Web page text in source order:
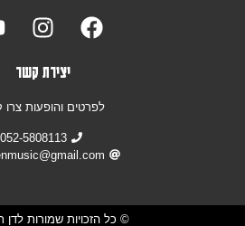
יצירת קשר
לפרטים והופעות
052-5808113
© כל הזכויות שמורות לדן תורן